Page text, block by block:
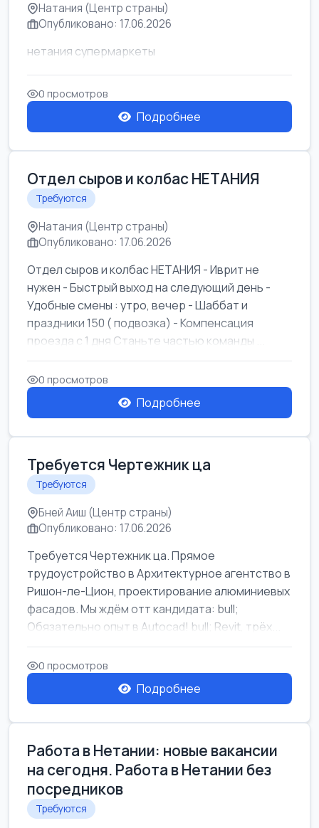
Натания (Центр страны)
Опубликовано: 17.06.2026
нетания супермаркеты
0 просмотров
Подробнее
Отдел сыров и колбас НЕТАНИЯ
Требуются
Натания (Центр страны)
Опубликовано: 17.06.2026
Отдел сыров и колбас НЕТАНИЯ - Иврит не
нужен - Быстрый выход на следующий день -
Удобные смены : утро, вечер - Шаббат и
праздники 150 ( подвозка) - Компенсация
проезда с 1 дня Станьте частью команды ...
0 просмотров
Подробнее
Требуется Чертежник ца
Требуются
Бней Аиш (Центр страны)
Опубликовано: 17.06.2026
Требуется Чертежник ца. Прямое
трудоустройство в Архитектурное агентство в
Ришон-ле-Цион, проектирование алюминиевых
фасадов. Мы ждём отт кандидата: bull;
Обязательно опыт в Autocad! bull; Revit, трёх...
0 просмотров
Подробнее
Работа в Нетании: новые вакансии
на сегодня. Работа в Нетании без
посредников
Требуются